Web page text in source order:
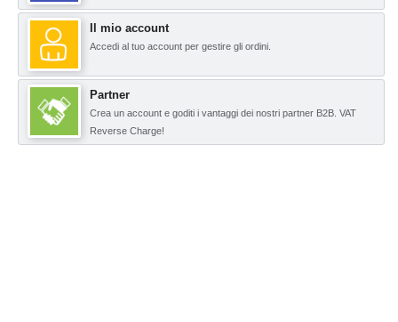
Il mio account
Accedi al tuo account per gestire gli ordini.
Partner
Crea un account e goditi i vantaggi dei nostri partner B2B. VAT
Reverse Charge!